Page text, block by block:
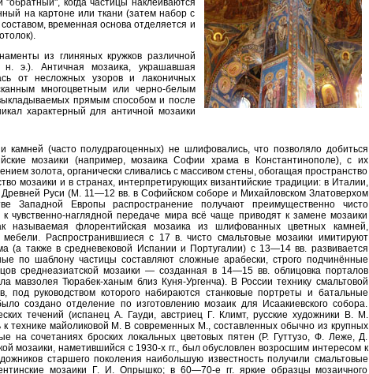
когда частицы наклеиваются
на картоне или ткани (затем набор с
временная основа отделяется и
из глиняных кружков различной
э.). Античная мозаика, украшавшая
от несложных узоров и лаконичных
многоцветным или черно-белым
прямым способом и после
характерный для античной мозаики
камней (часто полудрагоценных) не шлифовались, что позволяло добиться
мозаики (например, мозаика Софии храма в Константинополе), с их
золота, органически сливались с массивом стены, обогащая пространство
мозаики и в странах, интерпретирующих византийские традиции: в Италии,
Древней Руси (М. 11—12 вв. в Софийском соборе и Михайловском Златоверхом
Западной Европы распространение получают преимущественно чисто
чувственно-наглядной передаче мира всё чаще приводят к замене мозаики
флорентийская мозаика из шлифованных цветных камней,
Распространившиеся с 17 в. чисто смальтовые мозаики имитируют
(а также в средневековой Испании и Португалии) с 13—14 вв. развивается
по шаблону частицы составляют сложные арабески, строго подчинённые
среднеазиатской мозаики — созданная в 14—15 вв. облицовка порталов
мавзолея Тюрабек-ханым близ Куня-Ургенча). В России технику смальтовой
руководством которого набираются станковые портреты и батальные
создано отделение по изготовлению мозаик для Исаакиевского собора.
течений (испанец А. Гауди, австриец Г. Климт, русские художники В. М.
технике майоликовой М. В современных М., составленных обычно из крупных
на сочетаниях броских локальных цветовых пятен (Р. Гуттузо, Ф. Леже, Д.
мозаики, наметившийся с 1930-х гг., был обусловлен возросшим интересом к
старшего поколения наибольшую известность получили смальтовые
мозаики Г. И. Опрышко; в 60—70-е гг. яркие образцы мозаичного